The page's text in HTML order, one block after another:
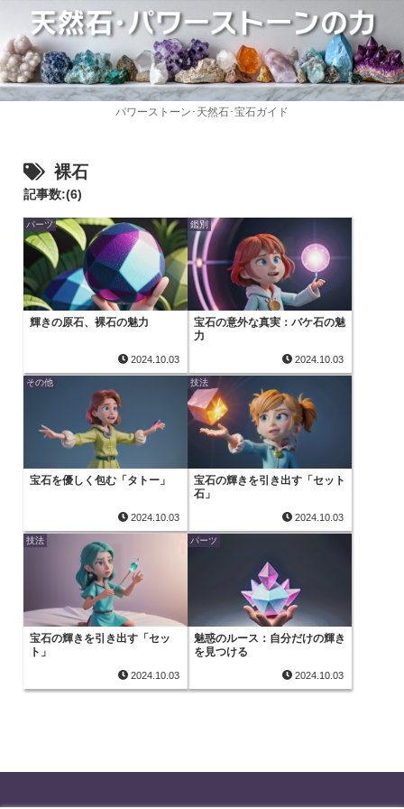
パワーストーン･天然石･宝石ガイド
裸石
記事数:(6)
パーツ
輝きの原石、裸石の魅力
2024.10.03
鑑別
宝石の意外な真実：バケ石の魅
力
2024.10.03
その他
宝石を優しく包む「タトー」
2024.10.03
技法
宝石の輝きを引き出す「セット
石」
2024.10.03
技法
宝石の輝きを引き出す「セッ
ト」
2024.10.03
パーツ
魅惑のルース：自分だけの輝き
を見つける
2024.10.03